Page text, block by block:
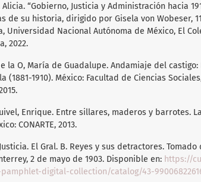
“Gobierno, Justicia y Administración hacia
de su historia, dirigido por Gisela von Wobeser,
Universidad Nacional Autónoma de México, El
2022.
la O, María de Guadalupe. Andamiaje del
(1881-1910). México: Facultad de Ciencias
Enrique. Entre sillares, maderos y barrotes.
CONARTE, 2013.
El Gral. B. Reyes y sus detractores.
2 de mayo de 1903. Disponible en: https://
digital-collection/catalog/43-